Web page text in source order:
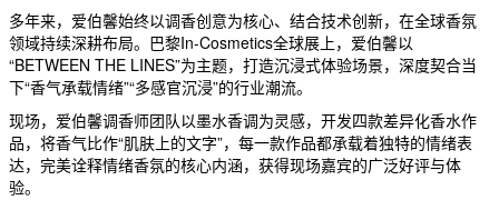
多年来，爱伯馨始终以调香创意为核心、结合技术创新，在全球香氛
领域持续深耕布局。巴黎In-Cosmetics全球展上，爱伯馨以
“BETWEEN THE LINES”为主题，打造沉浸式体验场景，深度契合当
下“香气承载情绪”“多感官沉浸”的行业潮流。
现场，爱伯馨调香师团队以墨水香调为灵感，开发四款差异化香水作
品，将香气比作“肌肤上的文字”，每一款作品都承载着独特的情绪表
达，完美诠释情绪香氛的核心内涵，获得现场嘉宾的广泛好评与体
验。